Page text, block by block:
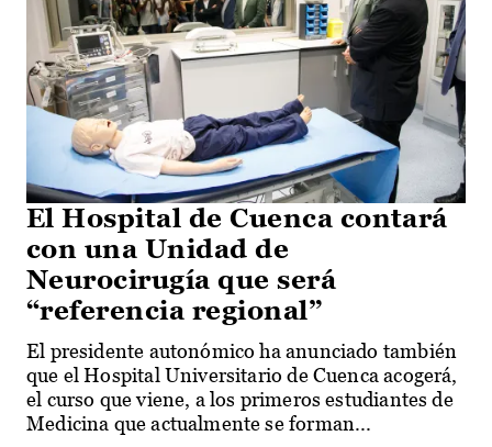
El Hospital de Cuenca contará
con una Unidad de
Neurocirugía que será
“referencia regional”
El presidente autonómico ha anunciado también
que el Hospital Universitario de Cuenca acogerá,
el curso que viene, a los primeros estudiantes de
Medicina que actualmente se forman...